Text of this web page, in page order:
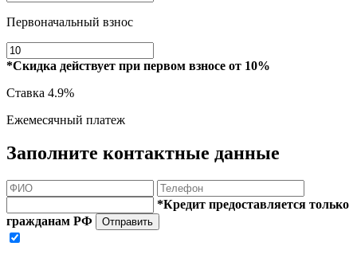
Первоначальный взнос
*Скидка действует при первом взносе от 10%
Ставка 4.9%
Ежемесячный платеж
Заполните контактные данные
*Кредит предоставляется только
гражданам РФ
Отправить